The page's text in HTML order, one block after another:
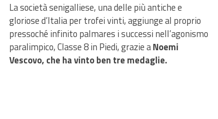
La società senigalliese, una delle più antiche e
gloriose d’Italia per trofei vinti, aggiunge al proprio
pressoché infinito palmares i successi nell’agonismo
paralimpico, Classe 8 in Piedi, grazie aNoemi
Vescovo, che ha vinto ben tre medaglie.